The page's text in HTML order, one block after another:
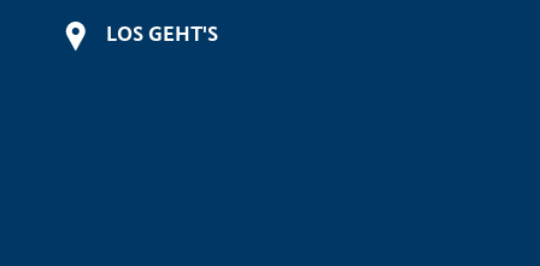
LOS GEHT'S